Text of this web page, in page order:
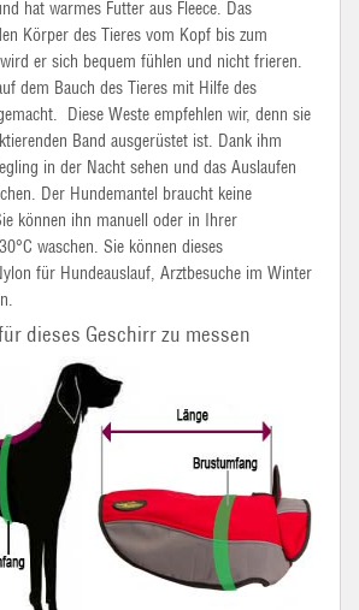
hat warmes Futter aus Fleece. Das
Körper des Tieres vom Kopf bis zum
er sich bequem fühlen und nicht frieren.
dem Bauch des Tieres mit Hilfe des
Diese Weste empfehlen wir, denn sie
Band ausgerüstet ist. Dank ihm
in der Nacht sehen und das Auslaufen
Der Hundemantel braucht keine
können ihn manuell oder in Ihrer
waschen. Sie können dieses
für Hundeauslauf, Arztbesuche im Winter
dieses Geschirr zu messen